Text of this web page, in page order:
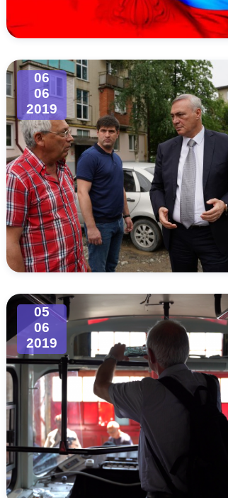
06
06
2019
05
06
2019